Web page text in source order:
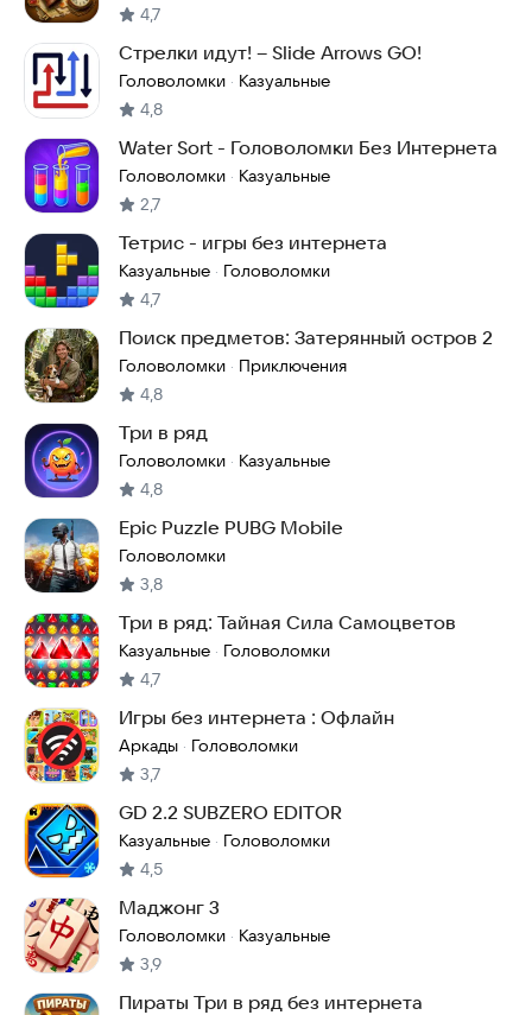
4,7
Стрелки идут! – Slide Arrows GO!
Головоломки · Казуальные
4,8
Water Sort - Головоломки Без Интернета
Головоломки · Казуальные
2,7
Тетрис - игры без интернета
Казуальные · Головоломки
4,7
Поиск предметов: Затерянный остров 2
Головоломки · Приключения
4,8
Три в ряд
Головоломки · Казуальные
4,8
Epic Puzzle PUBG Mobile
Головоломки
3,8
Три в ряд: Тайная Сила Самоцветов
Казуальные · Головоломки
4,7
Игры без интернета : Офлайн
Аркады · Головоломки
3,7
GD 2.2 SUBZERO EDITOR
Казуальные · Головоломки
4,5
Маджонг 3
Головоломки · Казуальные
3,9
Пираты Три в ряд без интернета